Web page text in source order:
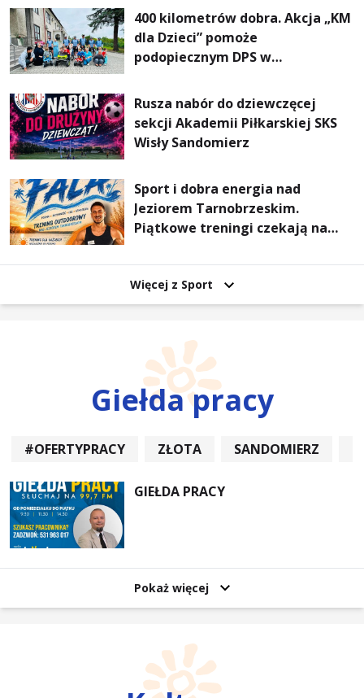
Pieszym „Tam Gdzie Pieprz
Rośnie”
400 kilometrów dobra. Akcja „KM
dla Dzieci” pomoże
podopiecznym DPS w
Rusza nabór do dziewczęcej
sekcji Akademii Piłkarskiej SKS
Wisły Sandomierz
Sport i dobra energia nad
Jeziorem Tarnobrzeskim.
Piątkowe treningi czekają na
Więcej z Sport
Giełda pracy
#OFERTYPRACY ZŁOTA SANDOMIERZ
GIEŁDA PRACY
Pokaż więcej